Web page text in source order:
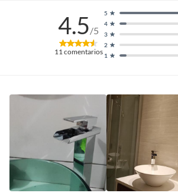
4.5/5
11comentarios 1
2
3
4
5